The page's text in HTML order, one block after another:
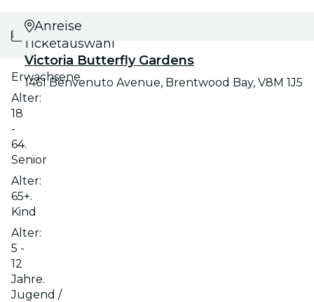
Datums- und
Ticketauswahl
Erwachsene
Alter:
18
-
64.
Senior
Alter:
65+.
Kind
Alter:
5 -
12
Jahre.
Jugend /
Anreise
Victoria Butterfly Gardens
1461 Benvenuto Avenue, Brentwood Bay, V8M 1J5